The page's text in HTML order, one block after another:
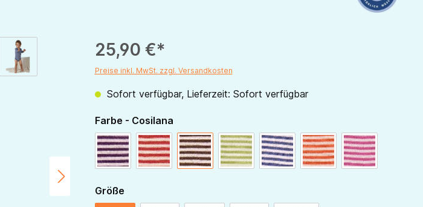
25,90 €*
Preise inkl. MwSt. zzgl. Versandkosten
Sofort verfügbar, Lieferzeit: Sofort verfügbar
Farbe - Cosilanaauswählen
pflaume-naturrot-naturschoko-naturgrün-naturmarine-naturorange-naturpink-natur
Größeauswählen